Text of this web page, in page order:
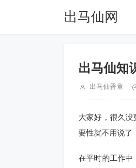
出马仙网
出马仙知
出马仙香童
大家好，很久没
要性就不用说了
在平时的工作中